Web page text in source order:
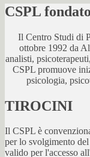
CSPL
Il Centro Studi di
ottobre 1992 da
analisti,
CSPL promuove
psicologia,
TIROCINI
Il CSPL è
per lo svolgimento
valido per l'accesso